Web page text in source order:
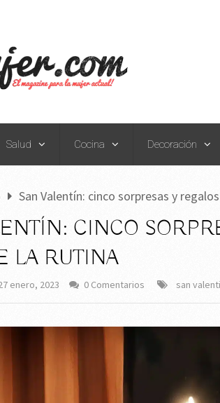
Salud Cocina Decoración
San Valentín: cinco sorpresas y
CINCO
LA RUTINA
enero, 2023 0 Comentarios san